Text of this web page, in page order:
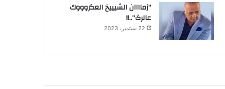
“زماااان الشيييخ العگروووك
عالرگ”..!!
22 سبتمبر، 2023